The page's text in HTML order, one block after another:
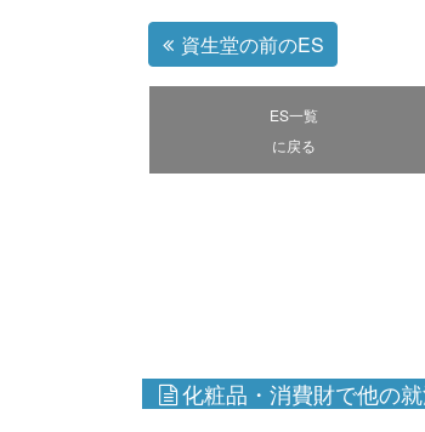
資生堂の前のES
ES一覧
に戻る
化粧品・消費財で他の